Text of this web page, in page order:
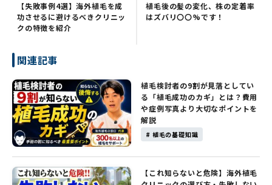
【失敗事例4選】海外植毛を成
功させるに避けるべきクリニッ
クの特徴を紹介
植毛後の髪の変化、株の定着率
はズバリ〇〇%です！
関連記事
# 植毛の基礎知識
植毛検討者の9割が見落としてい
る「植毛成功のカギ」とは？費用
や症例写真より大切なポイントを
解説
【これ知らないと危険】海外植毛